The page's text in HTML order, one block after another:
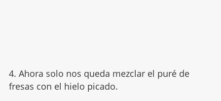
4. Ahora solo nos queda mezclar el puré de
fresas con el hielo picado.